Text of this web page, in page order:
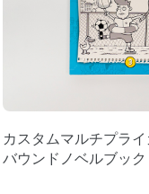
カスタムマルチプラ
バウンドノベルブック